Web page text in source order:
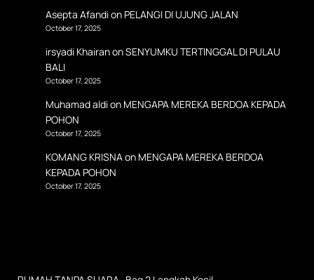
Asepta Afandion PELANGI DI UJUNG JALAN
October 17, 2025
irsyadi KhairanonSENYUMKU TERTINGGAL DI PULAU
BALI
October 17, 2025
Muhamad aldion MENGAPA MEREKA BERDOA KEPADA
POHON
October 17, 2025
KOMANG KRISNAon MENGAPA MEREKA BERDOA
KEPADA POHON
October 17, 2025